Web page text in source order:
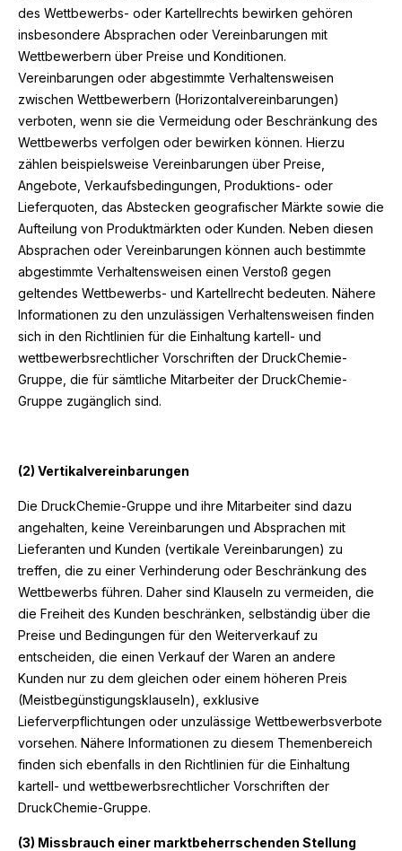
des Wettbewerbs- oder Kartellrechts bewirken gehören
insbesondere Absprachen oder Vereinbarungen mit
Wettbewerbern über Preise und Konditionen.
Vereinbarungen oder abgestimmte Verhaltensweisen
zwischen Wettbewerbern (Horizontalvereinbarungen)
verboten, wenn sie die Vermeidung oder Beschränkung des
Wettbewerbs verfolgen oder bewirken können. Hierzu
zählen beispielsweise Vereinbarungen über Preise,
Angebote, Verkaufsbedingungen, Produktions- oder
Lieferquoten, das Abstecken geografischer Märkte sowie die
Aufteilung von Produktmärkten oder Kunden. Neben diesen
Absprachen oder Vereinbarungen können auch bestimmte
abgestimmte Verhaltensweisen einen Verstoß gegen
geltendes Wettbewerbs- und Kartellrecht bedeuten. Nähere
Informationen zu den unzulässigen Verhaltensweisen finden
sich in den Richtlinien für die Einhaltung kartell- und
wettbewerbsrechtlicher Vorschriften der DruckChemie-
Gruppe, die für sämtliche Mitarbeiter der DruckChemie-
Gruppe zugänglich sind.
(2) Vertikalvereinbarungen
Die DruckChemie-Gruppe und ihre Mitarbeiter sind dazu
angehalten, keine Vereinbarungen und Absprachen mit
Lieferanten und Kunden (vertikale Vereinbarungen) zu
treffen, die zu einer Verhinderung oder Beschränkung des
Wettbewerbs führen. Daher sind Klauseln zu vermeiden, die
die Freiheit des Kunden beschränken, selbständig über die
Preise und Bedingungen für den Weiterverkauf zu
entscheiden, die einen Verkauf der Waren an andere
Kunden nur zu dem gleichen oder einem höheren Preis
(Meistbegünstigungsklauseln), exklusive
Lieferverpflichtungen oder unzulässige Wettbewerbsverbote
vorsehen. Nähere Informationen zu diesem Themenbereich
finden sich ebenfalls in den Richtlinien für die Einhaltung
kartell- und wettbewerbsrechtlicher Vorschriften der
DruckChemie-Gruppe.
(3) Missbrauch einer marktbeherrschenden Stellung